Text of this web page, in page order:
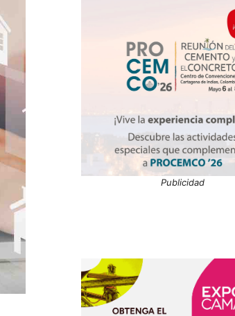
Publicidad